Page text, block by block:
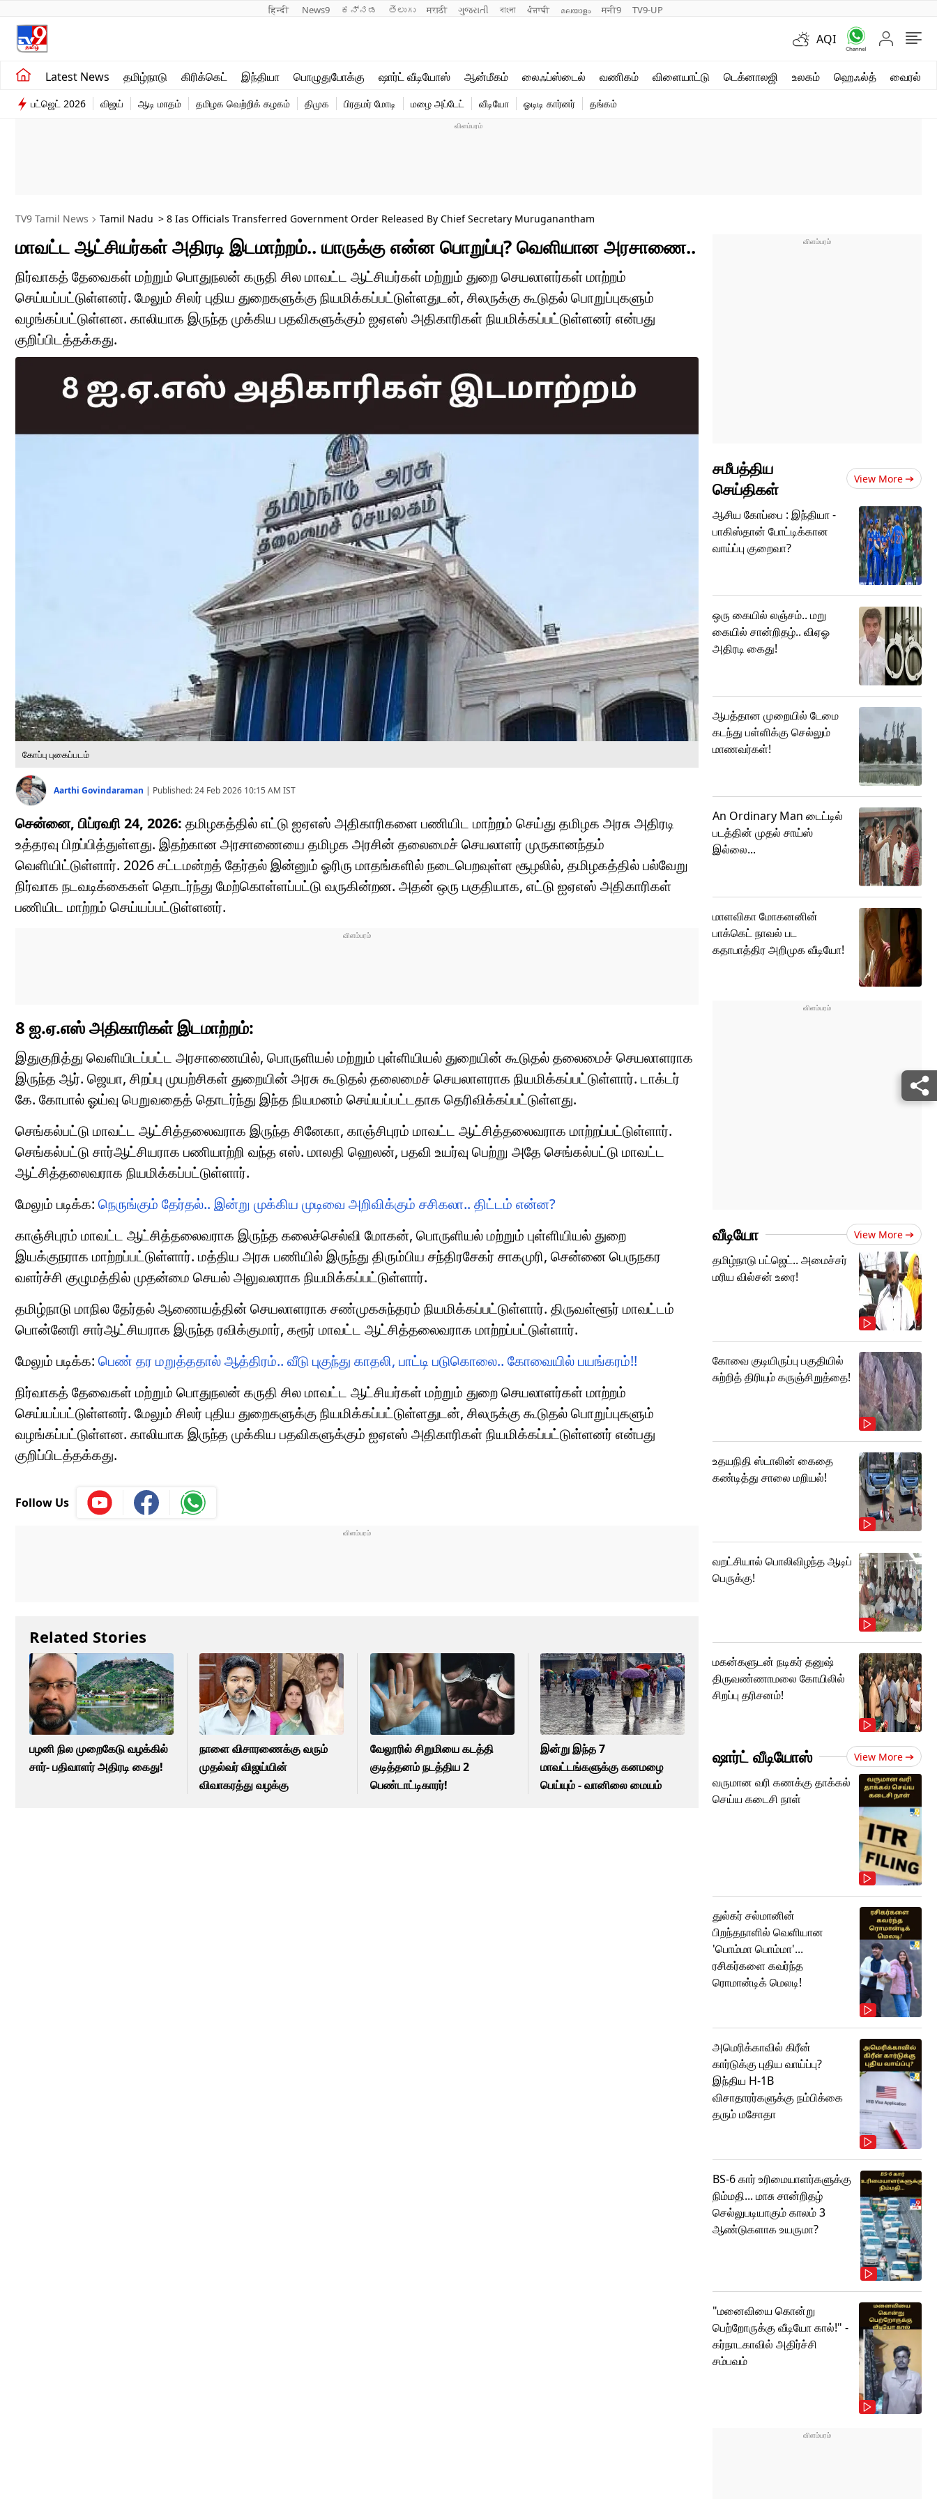
हिन्दी News9 ಕನ್ನಡ తెలుగు मराठी ગુજરાતી বাংলা ਪੰਜਾਬੀ മലയാളം मनी9 TV9-UP
AQI
Latest News தமிழ்நாடு கிரிக்கெட் இந்தியா பொழுதுபோக்கு ஷார்ட் வீடியோஸ் ஆன்மீகம் லைஃப்ஸ்டைல் வணிகம் விளையாட்டு டெக்னாலஜி உலகம் ஹெஃல்த் வைரல்
சமீபத்திய செய்திகள்
தமிழ்நாடு
விளையாட்டு
வணிகம்
வைரல்
பட்ஜெட் 2026 விஜய் ஆடி மாதம் தமிழக வெற்றிக் கழகம் திமுக பிரதமர் மோடி மழை அப்டேட் வீடியோ ஓடிடி கார்னர் தங்கம்
TV9 Tamil News Tamil Nadu > 8 Ias Officials Transferred Government Order Released By Chief Secretary Muruganantham
மாவட்ட ஆட்சியர்கள் அதிரடி இடமாற்றம்.. யாருக்கு என்ன பொறுப்பு? வெளியான அரசாணை..
நிர்வாகத் தேவைகள் மற்றும் பொதுநலன் கருதி சில மாவட்ட ஆட்சியர்கள் மற்றும் துறை செயலாளர்கள் மாற்றம்
செய்யப்பட்டுள்ளனர். மேலும் சிலர் புதிய துறைகளுக்கு நியமிக்கப்பட்டுள்ளதுடன், சிலருக்கு கூடுதல் பொறுப்புகளும்
வழங்கப்பட்டுள்ளன. காலியாக இருந்த முக்கிய பதவிகளுக்கும் ஐஏஎஸ் அதிகாரிகள் நியமிக்கப்பட்டுள்ளனர் என்பது
குறிப்பிடத்தக்கது.
கோப்பு புகைப்படம்
Aarthi Govindaraman | Published:24 Feb 2026 10:15 AM IST
சென்னை, பிப்ரவரி 24, 2026: தமிழகத்தில் எட்டு ஐஏஎஸ் அதிகாரிகளை பணியிட மாற்றம் செய்து தமிழக அரசு அதிரடி
உத்தரவு பிறப்பித்துள்ளது. இதற்கான அரசாணையை தமிழக அரசின் தலைமைச் செயலாளர் முருகானந்தம்
வெளியிட்டுள்ளார். 2026 சட்டமன்றத் தேர்தல் இன்னும் ஓரிரு மாதங்களில் நடைபெறவுள்ள சூழலில், தமிழகத்தில் பல்வேறு
நிர்வாக நடவடிக்கைகள் தொடர்ந்து மேற்கொள்ளப்பட்டு வருகின்றன. அதன் ஒரு பகுதியாக, எட்டு ஐஏஎஸ் அதிகாரிகள்
பணியிட மாற்றம் செய்யப்பட்டுள்ளனர்.
8 ஐ.ஏ.எஸ் அதிகாரிகள் இடமாற்றம்:
இதுகுறித்து வெளியிடப்பட்ட அரசாணையில், பொருளியல் மற்றும் புள்ளியியல் துறையின் கூடுதல் தலைமைச் செயலாளராக
இருந்த ஆர். ஜெயா, சிறப்பு முயற்சிகள் துறையின் அரசு கூடுதல் தலைமைச் செயலாளராக நியமிக்கப்பட்டுள்ளார். டாக்டர்
கே. கோபால் ஓய்வு பெறுவதைத் தொடர்ந்து இந்த நியமனம் செய்யப்பட்டதாக தெரிவிக்கப்பட்டுள்ளது.
செங்கல்பட்டு மாவட்ட ஆட்சித்தலைவராக இருந்த சினேகா, காஞ்சிபுரம் மாவட்ட ஆட்சித்தலைவராக மாற்றப்பட்டுள்ளார்.
செங்கல்பட்டு சார்ஆட்சியராக பணியாற்றி வந்த எஸ். மாலதி ஹெலன், பதவி உயர்வு பெற்று அதே செங்கல்பட்டு மாவட்ட
ஆட்சித்தலைவராக நியமிக்கப்பட்டுள்ளார்.
மேலும் படிக்க: நெருங்கும் தேர்தல்.. இன்று முக்கிய முடிவை அறிவிக்கும் சசிகலா.. திட்டம் என்ன?
காஞ்சிபுரம் மாவட்ட ஆட்சித்தலைவராக இருந்த கலைச்செல்வி மோகன், பொருளியல் மற்றும் புள்ளியியல் துறை
இயக்குநராக மாற்றப்பட்டுள்ளார். மத்திய அரசு பணியில் இருந்து திரும்பிய சந்திரசேகர் சாகமுரி, சென்னை பெருநகர
வளர்ச்சி குழுமத்தில் முதன்மை செயல் அலுவலராக நியமிக்கப்பட்டுள்ளார்.
தமிழ்நாடு மாநில தேர்தல் ஆணையத்தின் செயலாளராக சண்முகசுந்தரம் நியமிக்கப்பட்டுள்ளார். திருவள்ளூர் மாவட்டம்
பொன்னேரி சார்ஆட்சியராக இருந்த ரவிக்குமார், கரூர் மாவட்ட ஆட்சித்தலைவராக மாற்றப்பட்டுள்ளார்.
மேலும் படிக்க: பெண் தர மறுத்ததால் ஆத்திரம்.. வீடு புகுந்து காதலி, பாட்டி படுகொலை.. கோவையில் பயங்கரம்!!
நிர்வாகத் தேவைகள் மற்றும் பொதுநலன் கருதி சில மாவட்ட ஆட்சியர்கள் மற்றும் துறை செயலாளர்கள் மாற்றம்
செய்யப்பட்டுள்ளனர். மேலும் சிலர் புதிய துறைகளுக்கு நியமிக்கப்பட்டுள்ளதுடன், சிலருக்கு கூடுதல் பொறுப்புகளும்
வழங்கப்பட்டுள்ளன. காலியாக இருந்த முக்கிய பதவிகளுக்கும் ஐஏஎஸ் அதிகாரிகள் நியமிக்கப்பட்டுள்ளனர் என்பது
குறிப்பிடத்தக்கது.
Follow Us
Related Stories
பழனி நில முறைகேடு வழக்கில்
சார்- பதிவாளர் அதிரடி கைது!
நாளை விசாரணைக்கு வரும்
முதல்வர் விஜய்யின்
விவாகரத்து வழக்கு
வேலூரில் சிறுமியை கடத்தி
குடித்தனம் நடத்திய 2
பெண்டாட்டிகாரர்!
இன்று இந்த 7
மாவட்டங்களுக்கு கனமழை
பெய்யும் - வானிலை மையம்
சமீபத்திய
செய்திகள்
View More
ஆசிய கோப்பை : இந்தியா -
பாகிஸ்தான் போட்டிக்கான
வாய்ப்பு குறைவா?
ஒரு கையில் லஞ்சம்.. மறு
கையில் சான்றிதழ்.. விஏஓ
அதிரடி கைது!
ஆபத்தான முறையில் டேமை
கடந்து பள்ளிக்கு செல்லும்
மாணவர்கள்!
An Ordinary Man டைட்டில்
படத்தின் முதல் சாய்ஸ்
இல்லை...
மாளவிகா மோகனனின்
பாக்கெட் நாவல் பட
கதாபாத்திர அறிமுக வீடியோ!
வீடியோ View More
தமிழ்நாடு பட்ஜெட்.. அமைச்சர்
மரிய வில்சன் உரை!
கோவை குடியிருப்பு பகுதியில்
சுற்றித் திரியும் கருஞ்சிறுத்தை!
உதயநிதி ஸ்டாலின் கைதை
கண்டித்து சாலை மறியல்!
வறட்சியால் பொலிவிழந்த ஆடிப்
பெருக்கு!
மகன்களுடன் நடிகர் தனுஷ்
திருவண்ணாமலை கோயிலில்
சிறப்பு தரிசனம்!
ஷார்ட் வீடியோஸ் View More
வருமான வரி கணக்கு தாக்கல்
செய்ய கடைசி நாள்
துல்கர் சல்மானின்
பிறந்தநாளில் வெளியான
'பொம்மா பொம்மா'...
ரசிகர்களை கவர்ந்த
ரொமான்டிக் மெலடி!
அமெரிக்காவில் கிரீன்
கார்டுக்கு புதிய வாய்ப்பு?
இந்திய H-1B
விசாதாரர்களுக்கு நம்பிக்கை
தரும் மசோதா
BS-6 கார் உரிமையாளர்களுக்கு
நிம்மதி... மாசு சான்றிதழ்
செல்லுபடியாகும் காலம் 3
ஆண்டுகளாக உயருமா?
"மனைவியை கொன்று
பெற்றோருக்கு வீடியோ கால்!" -
கர்நாடகாவில் அதிர்ச்சி
சம்பவம்